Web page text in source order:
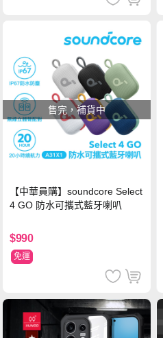
售完，補貨中
【中華員購】soundcore Select
4 GO 防水可攜式藍牙喇叭
$990
免運